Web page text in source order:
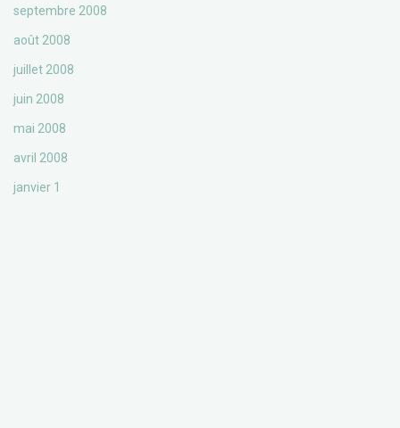
septembre 2008
août 2008
juillet 2008
juin 2008
mai 2008
avril 2008
janvier 1